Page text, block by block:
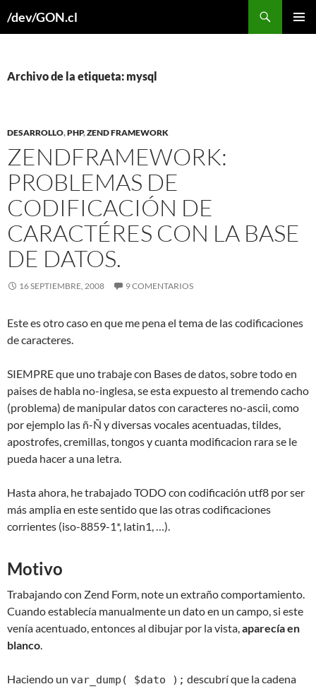
/dev/GON.cl
Archivo de la etiqueta: mysql
DESARROLLO,PHP,ZEND FRAMEWORK
ZENDFRAMEWORK:
PROBLEMAS DE
CODIFICACIÓN DE
CARACTÉRES CON LA BASE
DE DATOS.
16 SEPTIEMBRE, 2008 9 COMENTARIOS
Este es otro caso en que me pena el tema de las codificaciones
de caracteres.
SIEMPRE que uno trabaje con Bases de datos, sobre todo en
paises de habla no-inglesa, se esta expuesto al tremendo cacho
(problema) de manipular datos con caracteres no-ascii, como
por ejemplo las ñ-Ñ y diversas vocales acentuadas, tildes,
apostrofes, cremillas, tongos y cuanta modificacion rara se le
pueda hacer a una letra.
Hasta ahora, he trabajado TODO con codificación utf8 por ser
más amplia en este sentido que las otras codificaciones
corrientes (iso-8859-1*, latin1, …).
Motivo
Trabajando con Zend Form, note un extraño comportamiento.
Cuando establecía manualmente un dato en un campo, si este
venía acentuado, entonces al dibujar por la vista,aparecía en
blanco.
Haciendo un var_dump( $dato ); descubrí que la cadena